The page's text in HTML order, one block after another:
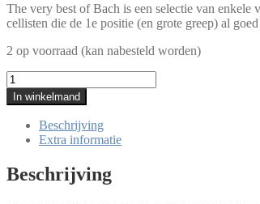
The very best of Bach is een selectie van enkele
cellisten die de 1e positie (en grote greep) al
2 op voorraad (kan nabesteld worden)
The
Very
Best
Bach
aantal
In winkelmand
Beschrijving
Extra informatie
Beschrijving